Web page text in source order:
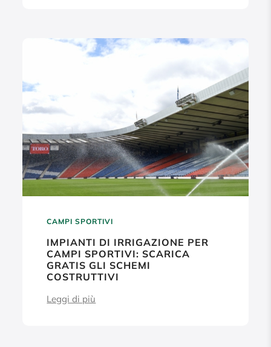
CAMPI SPORTIVI
IMPIANTI DI IRRIGAZIONE PER
CAMPI SPORTIVI: SCARICA
GRATIS GLI SCHEMI
COSTRUTTIVI
Leggi di più